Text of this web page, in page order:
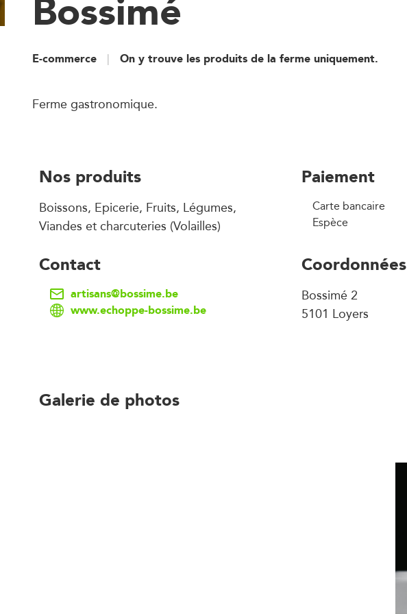
E-commerce On y trouve les produits de la ferme uniquement.
Ferme gastronomique.
Nos produits
Boissons, Epicerie, Fruits, Légumes,
Viandes et charcuteries (Volailles)
Paiement
Carte bancaire
Espèce
Contact
artisans@bossime.be
www.echoppe-bossime.be
Coordonnées
Bossimé 2
5101 Loyers
Galerie de photos